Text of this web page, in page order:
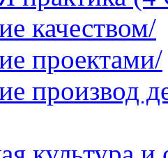
качеством/
проектами/
производ